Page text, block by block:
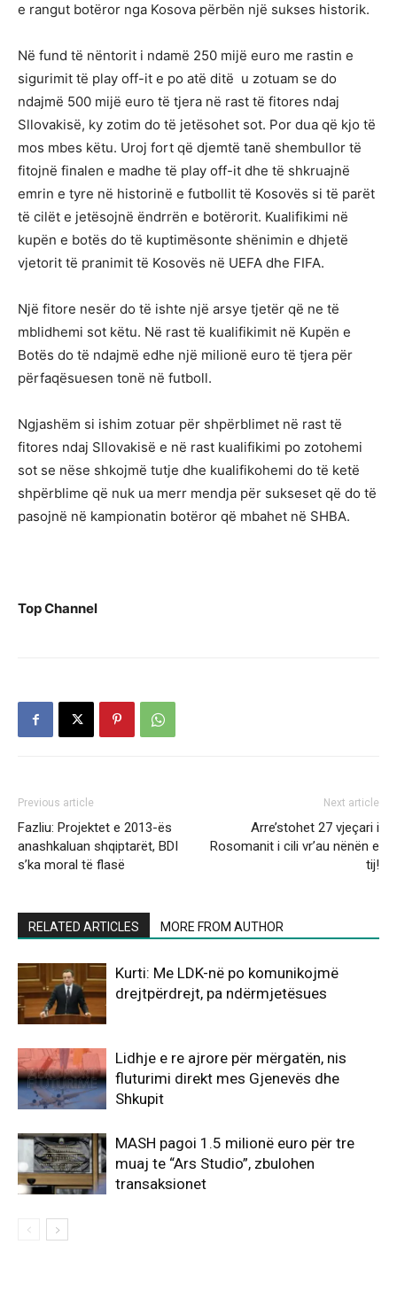
e rangut botëror nga Kosova përbën një sukses historik.
Në fund të nëntorit i ndamë 250 mijë euro me rastin e
sigurimit të play off-it e po atë ditë u zotuam se do
ndajmë 500 mijë euro të tjera në rast të fitores ndaj
Sllovakisë, ky zotim do të jetësohet sot. Por dua që kjo të
mos mbes këtu. Uroj fort që djemtë tanë shembullor të
fitojnë finalen e madhe të play off-it dhe të shkruajnë
emrin e tyre në historinë e futbollit të Kosovës si të parët
të cilët e jetësojnë ëndrrën e botërorit. Kualifikimi në
kupën e botës do të kuptimësonte shënimin e dhjetë
vjetorit të pranimit të Kosovës në UEFA dhe FIFA.
Një fitore nesër do të ishte një arsye tjetër që ne të
mblidhemi sot këtu. Në rast të kualifikimit në Kupën e
Botës do të ndajmë edhe një milionë euro të tjera për
përfaqësuesen tonë në futboll.
Ngjashëm si ishim zotuar për shpërblimet në rast të
fitores ndaj Sllovakisë e në rast kualifikimi po zotohemi
sot se nëse shkojmë tutje dhe kualifikohemi do të ketë
shpërblime që nuk ua merr mendja për sukseset që do të
pasojnë në kampionatin botëror që mbahet në SHBA.
Top Channel
Previous article
Fazliu: Projektet e 2013-ës
anashkaluan shqiptarët, BDI
s’ka moral të flasë
Next article
Arre’stohet 27 vjeçari i
Rosomanit i cili vr’au nënën e
tij!
RELATED ARTICLES MORE FROM AUTHOR
Kurti: Me LDK-në po komunikojmë
drejtpërdrejt, pa ndërmjetësues
Lidhje e re ajrore për mërgatën, nis
fluturimi direkt mes Gjenevës dhe
Shkupit
MASH pagoi 1.5 milionë euro për tre
muaj te “Ars Studio”, zbulohen
transaksionet